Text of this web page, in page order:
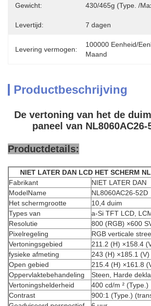
Gewicht: 430/465g (Type. /
Levertijd: 7 dagen
Levering vermogen:
100000 Eenheid/
Maand
Productbeschrijving
De vertoning van het de
paneel van NL8060AC26-
Productdetails:
NIET LATER DAN LCD HET SCHERM
Fabrikant
NIET LATER DAN
ModelName
NL8060AC26-52D
Het schermgrootte
10,4 duim
Types van
a-Si TFT LCD,
Resolutie
800 (RGB) ×600
Pixelregeling
RGB verticale
Vertoningsgebied
211.2 (H) ×158.4
fysieke afmeting
243 (H) ×185.1
Open gebied
215.4 (H) ×161.8
Oppervlaktebehandeling
Steen, Harde
Vertoningshelderheid
400 cd/m ² (Type.)
Contrast
900:1 (Type.)